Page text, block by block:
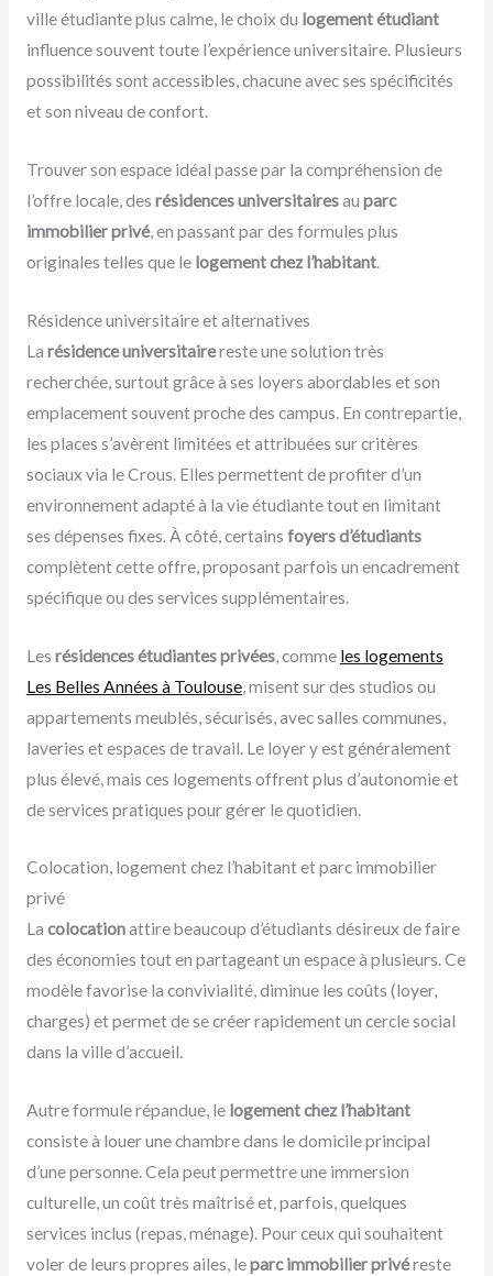
ville étudiante plus calme, le choix du logement étudiant
influence souvent toute l’expérience universitaire. Plusieurs
possibilités sont accessibles, chacune avec ses spécificités
et son niveau de confort.
Trouver son espace idéal passe par la compréhension de
l’offre locale, des résidences universitairesau parc
immobilier privé, en passant par des formules plus
originales telles que le logement chez l’habitant.
Résidence universitaire et alternatives
La résidence universitairereste une solution très
recherchée, surtout grâce à ses loyers abordables et son
emplacement souvent proche des campus. En contrepartie,
les places s’avèrent limitées et attribuées sur critères
sociaux via le Crous. Elles permettent de profiter d’un
environnement adapté à la vie étudiante tout en limitant
ses dépenses fixes. À côté, certains foyers d’étudiants
complètent cette offre, proposant parfois un encadrement
spécifique ou des services supplémentaires.
Les résidences étudiantes privées, comme les logements
Les Belles Années à Toulouse, misent sur des studios ou
appartements meublés, sécurisés, avec salles communes,
laveries et espaces de travail. Le loyer y est généralement
plus élevé, mais ces logements offrent plus d’autonomie et
de services pratiques pour gérer le quotidien.
Colocation, logement chez l’habitant et parc immobilier
privé
La colocationattire beaucoup d’étudiants désireux de faire
des économies tout en partageant un espace à plusieurs. Ce
modèle favorise la convivialité, diminue les coûts (loyer,
charges) et permet de se créer rapidement un cercle social
dans la ville d’accueil.
Autre formule répandue, le logement chez l’habitant
consiste à louer une chambre dans le domicile principal
d’une personne. Cela peut permettre une immersion
culturelle, un coût très maîtrisé et, parfois, quelques
services inclus (repas, ménage). Pour ceux qui souhaitent
voler de leurs propres ailes, leparc immobilier privéreste